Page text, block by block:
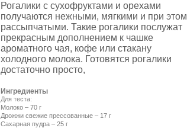
Рогалики с сухофруктами и орехами
получаются нежными, мягкими и при этом
рассыпчатыми. Такие рогалики послужат
прекрасным дополнением к чашке
ароматного чая, кофе или стакану
холодного молока. Готовятся рогалики
достаточно просто,
Ингредиенты
Для теста:
Молоко – 70 г
Дрожжи свежие прессованные – 17 г
Сахарная пудра – 25 г